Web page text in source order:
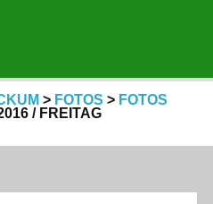
> FOTOS > FOTOS
/ FREITAG